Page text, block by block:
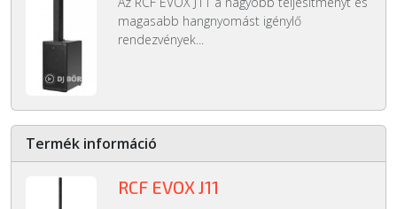
magasabb hangnyomást igénylő
rendezvények...
Termék információ
RCF EVOX J11